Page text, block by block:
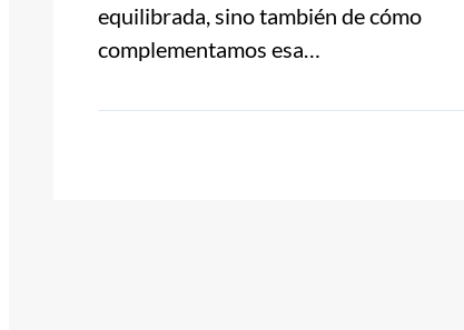
equilibrada, sino también de cómo
complementamos esa…